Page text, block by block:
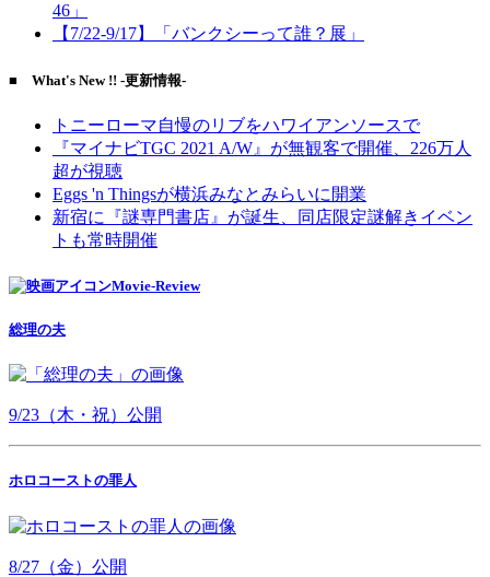
46」
【7/22-9/17】「バンクシーって誰？展」
■ What's New !! -更新情報-
トニーローマ自慢のリブをハワイアンソースで
『マイナビTGC 2021 A/W』が無観客で開催、226万人
超が視聴
Eggs 'n Thingsが横浜みなとみらいに開業
新宿に『謎専門書店』が誕生、同店限定謎解きイベン
トも常時開催
Movie-Review
総理の夫
9/23（木・祝）公開
ホロコーストの罪人
8/27（金）公開